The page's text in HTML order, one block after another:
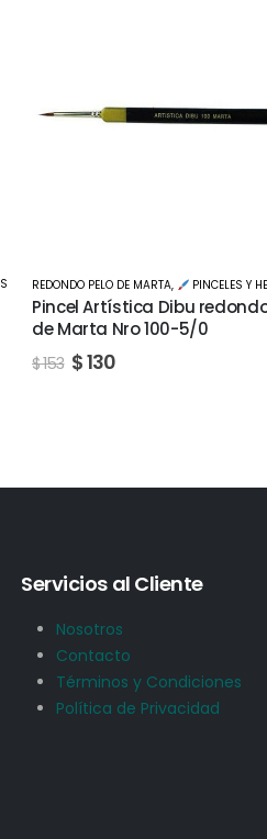
REDONDO PELO SINTETICO, PINCELES Y
Pincel Artística Dibu
Toray Nro 601-2
$115 $98
Servicios al Cliente
Nosotros
Contacto
Términos y Condiciones
Política de Privacidad